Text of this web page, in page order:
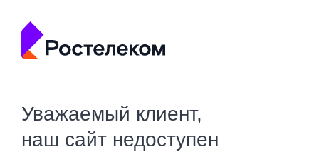
Уважаемый клиент,
наш сайт недоступен